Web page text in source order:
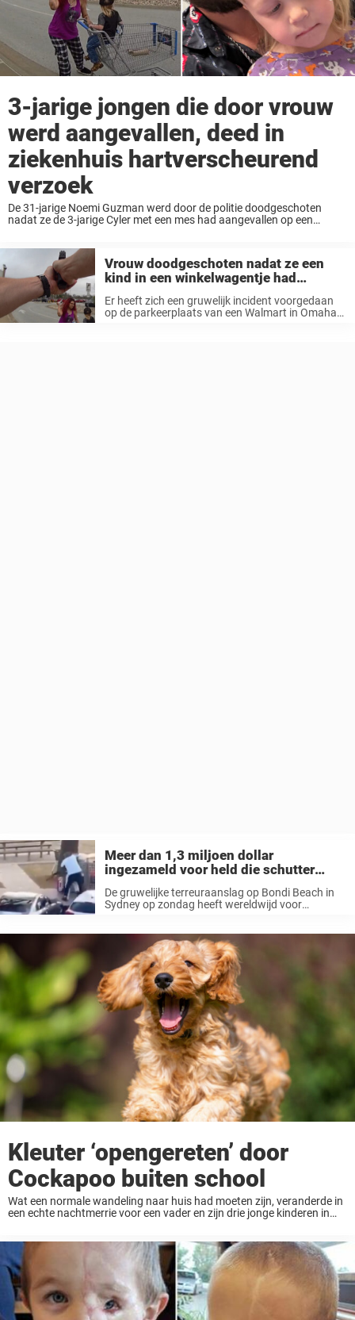
3-jarige jongen die door vrouw
werd aangevallen, deed in
ziekenhuis hartverscheurend
verzoek
De 31-jarige Noemi Guzman werd door de politie doodgeschoten
nadat ze de 3-jarige Cyler met een mes had aangevallen op een
Vrouw doodgeschoten nadat ze een
kind in een winkelwagentje had
benaderd en hem met een mes had
aangevallen
Er heeft zich een gruwelijk incident voorgedaan
op de parkeerplaats van een Walmart in Omaha,
Meer dan 1,3 miljoen dollar
ingezameld voor held die schutter
tackelde tijdens terreuraanslag op
Bondi Beach
De gruwelijke terreuraanslag op Bondi Beach in
Sydney op zondag heeft wereldwijd voor
held: Ahmed al Ahmed. In 2019 geïnterviewd
door veiligheidsdiensten Ten minste ...
Kleuter ‘opengereten’ door
Cockapoo buiten school
Wat een normale wandeling naar huis had moeten zijn, veranderde in
een echte nachtmerrie voor een vader en zijn drie jonge kinderen in